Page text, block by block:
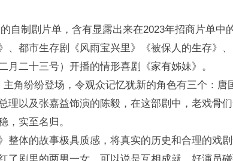
自制剧片单，含有显露出来在2023年招商片单中
、都市生存剧《风雨宝兴里》《被保人的生存》
月二十三号）开播的情形喜剧《家有姊妹》。
主角纷纷登场，令观众记忆犹新的角色有三个：唐
理以及张嘉益饰演的陈毅，在这部剧中，老戏骨
，实至名归。
整体的故事极具质感，将真实的历史和合理的戏
了剧里的两男一女，可以说是互相成就，好演员